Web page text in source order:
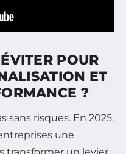
POUR
ET
?
sans risques. En 2025,
une